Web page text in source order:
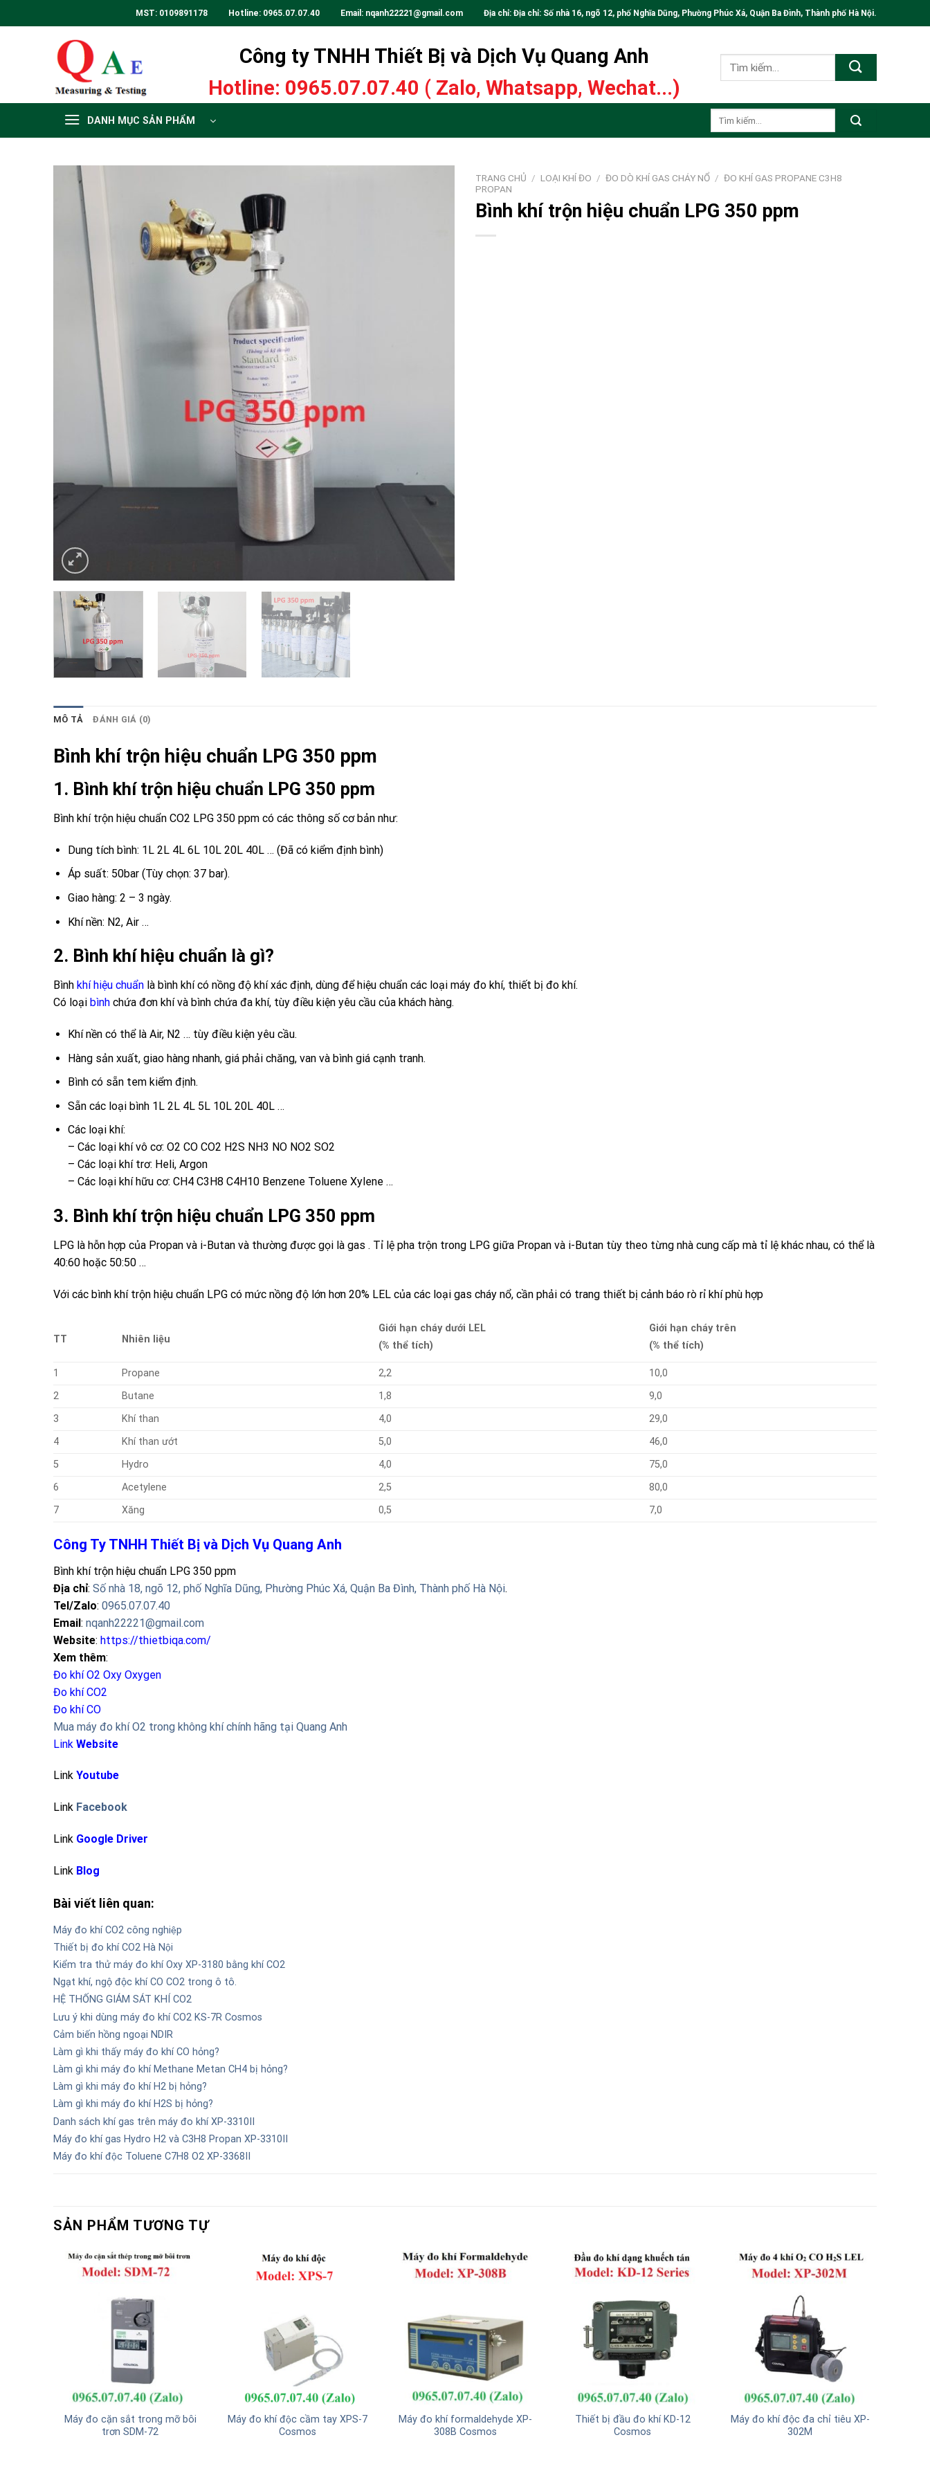
to
MST: 0109891178 Hotline: 0965.07.07.40 Email: nqanh22221@gmail.com Địa chỉ: Địa chỉ: Số nhà 16, ngõ 12, phố Nghĩa Dũng, Phường Phúc Xá, Quận Ba Đình, Thành phố Hà Nội.
Công ty TNHH Thiết Bị và Dịch Vụ Quang Anh
Hotline: 0965.07.07.40 ( Zalo, Whatsapp, Wechat...)
Tìm
DANH MỤC SẢN PHẨM
TRANG CHỦ / LOẠI KHÍ ĐO / ĐO DÒ KHÍ GAS CHÁY NỔ / ĐO KHÍ GAS PROPANE C3H8
PROPAN
Bình khí trộn hiệu chuẩn LPG 350 ppm
MÔ TẢ ĐÁNH GIÁ (0)
Bình khí trộn hiệu chuẩn LPG 350 ppm
1. Bình khí trộn hiệu chuẩn LPG 350 ppm
Bình khí trộn hiệu chuẩn CO2 LPG 350 ppm có các thông số cơ bản như:
Dung tích bình: 1L 2L 4L 6L 10L 20L 40L … (Đã có kiểm định bình)
Áp suất: 50bar (Tùy chọn: 37 bar).
Giao hàng: 2 – 3 ngày.
Khí nền: N2, Air …
2. Bình khí hiệu chuẩn là gì?
Bình khí hiệu chuẩn là bình khí có nồng độ khí xác định, dùng để hiệu chuẩn các loại máy đo khí, thiết bị đo khí.
Có loại bình chứa đơn khí và bình chứa đa khí, tùy điều kiện yêu cầu của khách hàng.
Khí nền có thể là Air, N2 … tùy điều kiện yêu cầu.
Hàng sản xuất, giao hàng nhanh, giá phải chăng, van và bình giá cạnh tranh.
Bình có sẵn tem kiểm định.
Sẵn các loại bình 1L 2L 4L 5L 10L 20L 40L …
Các loại khí:
– Các loại khí vô cơ: O2 CO CO2 H2S NH3 NO NO2 SO2
– Các loại khí trơ: Heli, Argon
– Các loại khí hữu cơ: CH4 C3H8 C4H10 Benzene Toluene Xylene …
3. Bình khí trộn hiệu chuẩn LPG 350 ppm
LPG là hỗn hợp của Propan và i-Butan và thường được gọi là gas . Tỉ lệ pha trộn trong LPG giữa Propan và i-Butan tùy theo từng nhà cung cấp mà tỉ lệ khác nhau, có thể là
40:60 hoặc 50:50 …
Với các bình khí trộn hiệu chuẩn LPG có mức nồng độ lớn hơn 20% LEL của các loại gas cháy nổ, cần phải có trang thiết bị cảnh báo rò rỉ khí phù hợp
TT Nhiên liệu
Giới hạn cháy dưới LEL
(% thể tích)
Giới hạn cháy trên
(% thể tích)
1 Propane 2,2
10,0
2
Butane 1,8
9,0
3
Khí than 4,0
29,0
4
Khí than ướt 5,0
46,0
5
Hydro 4,0
75,0
6
Acetylene 2,5
80,0
7
Xăng 0,5 7,0
Công Ty TNHH Thiết Bị và Dịch Vụ Quang Anh
Bình khí trộn hiệu chuẩn LPG 350 ppm
Địa chỉ: Số nhà 18, ngõ 12, phố Nghĩa Dũng, Phường Phúc Xá, Quận Ba Đình, Thành phố Hà Nội.
Tel/Zalo: 0965.07.07.40
Email: nqanh22221@gmail.com
Website: https://thietbiqa.com/
Xem thêm:
Đo khí O2 Oxy Oxygen
Đo khí CO2
Đo khí CO
Mua máy đo khí O2 trong không khí chính hãng tại Quang Anh
Link Website
Link Youtube
Link Facebook
Link Google Driver
Link Blog
Bài viết liên quan:
Máy đo khí CO2 công nghiệp
Thiết bị đo khí CO2 Hà Nội
Kiểm tra thử máy đo khí Oxy XP-3180 bằng khí CO2
Ngạt khí, ngộ độc khí CO CO2 trong ô tô.
HỆ THỐNG GIÁM SÁT KHÍ CO2
Lưu ý khi dùng máy đo khí CO2 KS-7R Cosmos
Cảm biến hồng ngoại NDIR
Làm gì khi thấy máy đo khí CO hỏng?
Làm gì khi máy đo khí Methane Metan CH4 bị hỏng?
Làm gì khi máy đo khí H2 bị hỏng?
Làm gì khi máy đo khí H2S bị hỏng?
Danh sách khí gas trên máy đo khí XP-3310II
Máy đo khí gas Hydro H2 và C3H8 Propan XP-3310II
Máy đo khí độc Toluene C7H8 O2 XP-3368II
SẢN PHẨM TƯƠNG TỰ
Máy đo cặn sắt trong mỡ bôi
trơn SDM-72
Máy đo khí độc cầm tay XPS-7
Cosmos
Máy đo khí formaldehyde XP-
308B Cosmos
Thiết bị đầu đo khí KD-12
Cosmos
Máy đo khí độc đa chỉ tiêu XP-
302M